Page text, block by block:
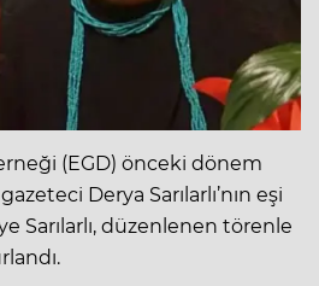
(EGD) önceki dönem
Derya Sarılarlı’nın eşi
Sarılarlı, düzenlenen törenle